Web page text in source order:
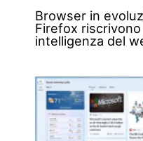
Browser in
Firefox
intelligenza del